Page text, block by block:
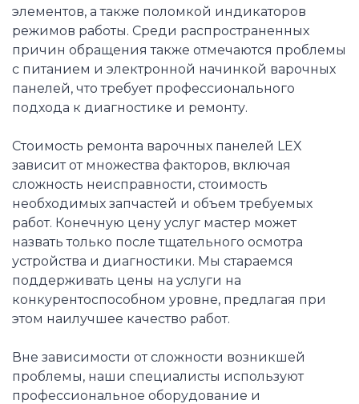
элементов, а также поломкой индикаторов
режимов работы. Среди распространенных
причин обращения также отмечаются проблемы
с питанием и электронной начинкой варочных
панелей, что требует профессионального
подхода к диагностике и ремонту.
Стоимость ремонта варочных панелей LEX
зависит от множества факторов, включая
сложность неисправности, стоимость
необходимых запчастей и объем требуемых
работ. Конечную цену услуг мастер может
назвать только после тщательного осмотра
устройства и диагностики. Мы стараемся
поддерживать цены на услуги на
конкурентоспособном уровне, предлагая при
этом наилучшее качество работ.
Вне зависимости от сложности возникшей
проблемы, наши специалисты используют
профессиональное оборудование и